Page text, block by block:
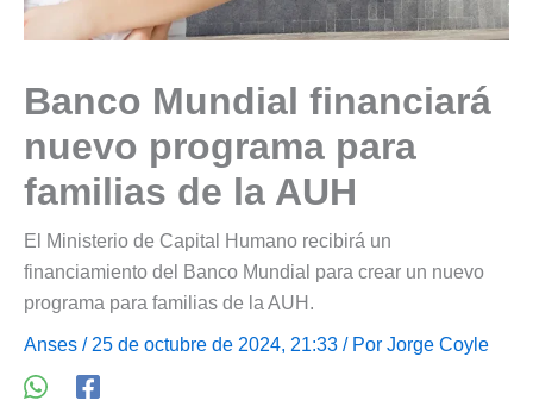
Banco Mundial financiará
nuevo programa para
familias de la AUH
El Ministerio de Capital Humano recibirá un
financiamiento del Banco Mundial para crear un nuevo
programa para familias de la AUH.
Anses / 25 de octubre de 2024, 21:33 / Por Jorge Coyle